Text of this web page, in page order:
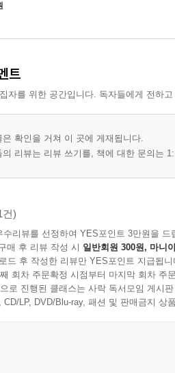
트
자를 위한 공간입니다. 독자들에게 전하
은 확인을 거쳐 이 곳에 게재됩니다.
의 리뷰는 리뷰 쓰기를, 책에 대한 문의는
건)
수리뷰를 선정하여 YES포인트 3만원을 드
매 후 리뷰 작성 시 일반회원 300원, 마니
드 후 작성한 리뷰만 YES포인트 지급됩니
회차 주문확정 시점부터 마지막 회차 주
로 진행된 클래스는 사락 독서모임 게시
CD/LP, DVD/Blu-ray, 패션 및 판매금지 상